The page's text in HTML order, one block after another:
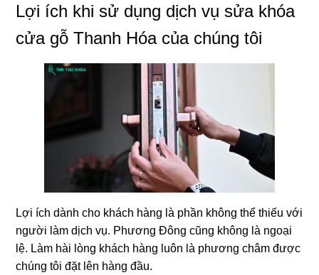
Lợi ích khi sử dụng dịch vụ sửa khóa
cửa gỗ Thanh Hóa của chúng tôi
Lợi ích dành cho khách hàng là phần không thể thiếu với
người làm dịch vụ. Phương Đông cũng không là ngoại
lệ. Làm hài lòng khách hàng luôn là phương châm được
chúng tôi đặt lên hàng đầu.